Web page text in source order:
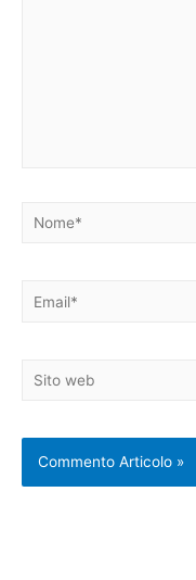
Nome*
Email*
Sito